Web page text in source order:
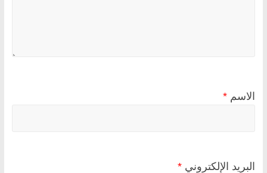
الاسم *
البريد الإلكتروني *